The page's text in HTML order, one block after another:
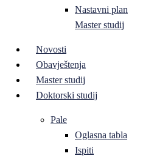
Nastavni plan
Master studij
Novosti
Obavještenja
Master studij
Doktorski studij
Pale
Oglasna tabla
Ispiti